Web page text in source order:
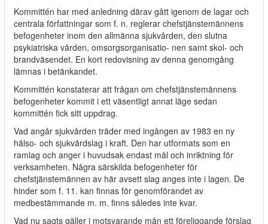
Kommittén har med anledning därav gått igenom de lagar och
centrala författningar som f. n. reglerar chefstjänstemännens
befogenheter inom den allmänna sjukvården, den slutna
psykiatriska vården, omsorgsorganisatio- nen samt skol- och
brandväsendet. En kort redovisning av denna genomgång
lämnas i betänkandet.
Kommittén konstaterar att frågan om chefstjänstemännens
befogenheter kommit i ett väsentligt annat läge sedan
kommittén fick sitt uppdrag.
Vad angår sjukvården träder med ingången av 1983 en ny
hälso- och sjukvårdslag i kraft. Den har utformats som en
ramlag och anger i huvudsak endast mål och inriktning för
verksamheten. Några särskilda befogenheter för
chefstjänstemännen av här avsett slag anges inte i lagen. De
hinder som f. 11. kan finnas för genomförandet av
medbestämmande m. m. finns således inte kvar.
Vad nu sagts gäller i motsvarande mån ett föreliggande förslag